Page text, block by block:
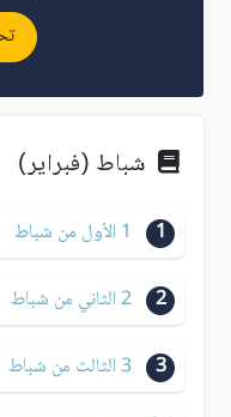
شباط (فبراير)
1 1 الأول من شباط
2 2 الثاني من شباط
3 3 الثالث من شباط